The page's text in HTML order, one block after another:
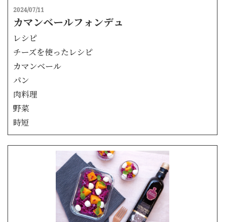
2024/07/11
カマンベールフォンデュ
レシピ
チーズを使ったレシピ
カマンベール
パン
肉料理
野菜
時短